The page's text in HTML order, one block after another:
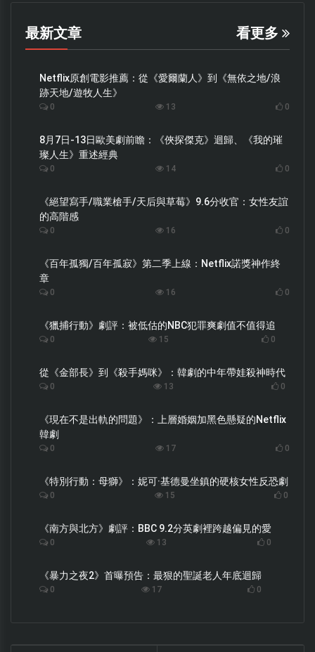
最新文章 看更多
Netflix原創電影推薦：從《愛爾蘭人》到《無依之地/浪
跡天地/遊牧人生》
0 13 0
8月7日-13日歐美劇前瞻：《俠探傑克》迴歸、《我的璀
璨人生》重述經典
0 14 0
《絕望寫手/職業槍手/天后與草莓》9.6分收官：女性友誼
的高階感
0 16 0
《百年孤獨/百年孤寂》第二季上線：Netflix諾獎神作終
章
0 16 0
《獵捕行動》劇評：被低估的NBC犯罪爽劇值不值得追
0 15 0
從《金部長》到《殺手媽咪》：韓劇的中年帶娃殺神時代
0 13 0
《現在不是出軌的問題》：上層婚姻加黑色懸疑的Netflix
韓劇
0 17 0
《特別行動：母獅》：妮可·基德曼坐鎮的硬核女性反恐劇
0 15 0
《南方與北方》劇評：BBC 9.2分英劇裡跨越偏見的愛
0 13 0
《暴力之夜2》首曝預告：最狠的聖誕老人年底迴歸
0 17 0